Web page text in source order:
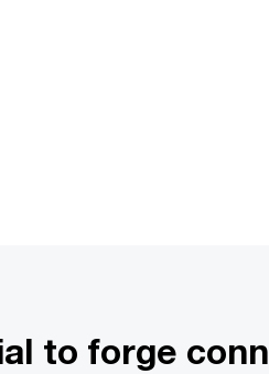
to forge